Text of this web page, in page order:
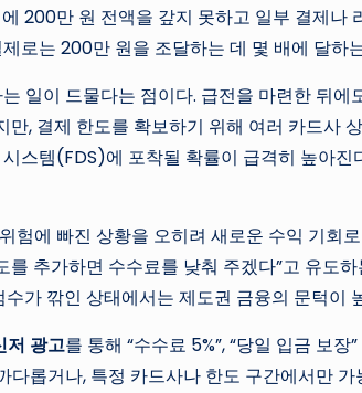
200만 원 전액을 갚지 못하고 일부 결제나
로는 200만 원을 조달하는 데 몇 배에 달하
일이 드물다는 점이다. 급전을 마련한 뒤
만, 결제 한도를 확보하기 위해 여러 카드사
스템(FDS)에 포착될 확률이 급격히 높아진
험에 빠진 상황을 오히려 새로운 수익 기회
를 추가하면 수수료를 낮춰 주겠다”고 유도
가 깎인 상태에서는 제도권 금융의 문턱
저 광고를 통해 “수수료 5%”, “당일 입금 보
다롭거나, 특정 카드사나 한도 구간에서만